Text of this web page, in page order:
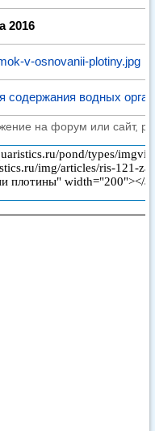
2016
v-osnovanii-plotiny.jpg
содержания водных
на форум или сайт,